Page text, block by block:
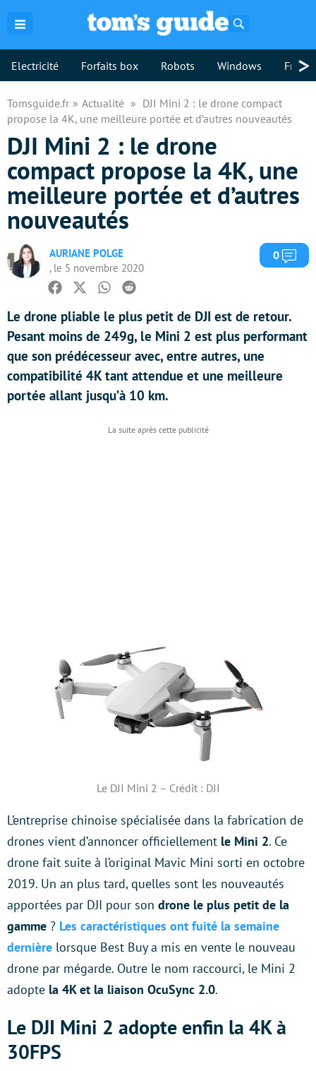
Electricité Forfaits box Robots Windows >
Tomsguide.fr Actualité
DJI Mini 2 : le drone compact
propose la 4K, une meilleure portée et d’autres nouveautés
DJI Mini 2 : le drone
compact propose la 4K, une
meilleure portée et d’autres
nouveautés
AURIANE POLGE
, le 5 novembre 2020
0
Facebook
TwitterWhatsapp
Reddit
Le drone pliable le plus petit de DJI est de retour.
Pesant moins de 249g, le Mini 2 est plus performant
que son prédécesseur avec, entre autres, une
compatibilité 4K tant attendue et une meilleure
portée allant jusqu’à 10 km.
Le DJI Mini 2 – Crédit : DJI
L’entreprise chinoise spécialisée dans la fabrication de
drones vient d’annoncer officiellement le Mini 2. Ce
drone fait suite à l’original Mavic Mini sorti en octobre
2019. Un an plus tard, quelles sont les nouveautés
apportées par DJI pour son drone le plus petit de la
gamme ? Les caractéristiques ont fuité la semaine
dernière lorsque Best Buy a mis en vente le nouveau
drone par mégarde. Outre le nom raccourci, le Mini 2
adopte la 4K et la liaison OcuSync 2.0.
Le DJI Mini 2 adopte enfin la 4K à
30FPS